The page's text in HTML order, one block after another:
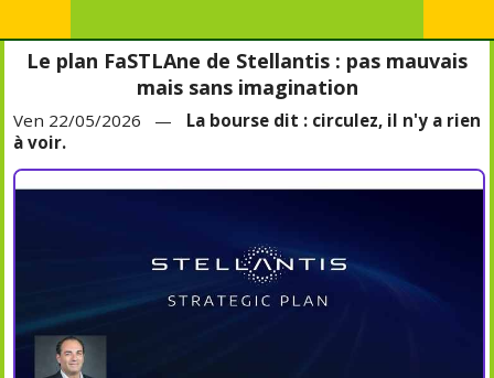
Le plan FaSTLAne de Stellantis : pas mauvais
mais sans imagination
Ven 22/05/2026 — La bourse dit : circulez, il n'y a rien
à voir.